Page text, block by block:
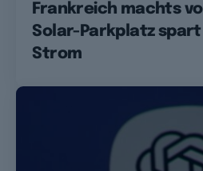
Frankreich machts
Solar-Parkplatz spart
Strom